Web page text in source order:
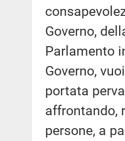
Governo,
Parlamento
Governo,
portata
affrontando,
persone, a